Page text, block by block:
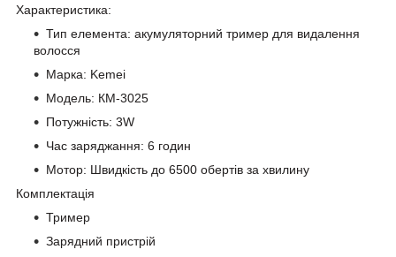
Характеристика:
Тип елемента: акумуляторний тример для видалення
волосся
Марка: Kemei
Модель: КМ-3025
Потужність: 3W
Час заряджання: 6 годин
Мотор: Швидкість до 6500 обертів за хвилину
Комплектація
Тример
Зарядний пристрій